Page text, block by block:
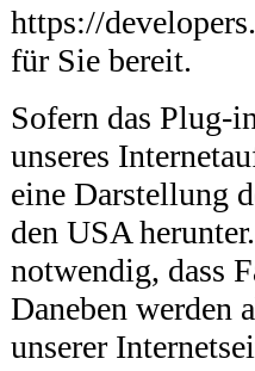
https://
für Sie bereit.
Sofern das Plug-
unseres
eine Darstellung
den USA
notwendig, dass
Daneben werden
unserer